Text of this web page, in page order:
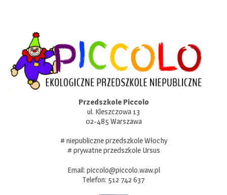
Przedszkole Piccolo
ul. Kleszczowa 13
02-485 Warszawa
# niepubliczne przedszkole Włochy
# prywatne przedszkole Ursus
Email: piccolo@piccolo.waw.pl
Telefon: 512 742 637